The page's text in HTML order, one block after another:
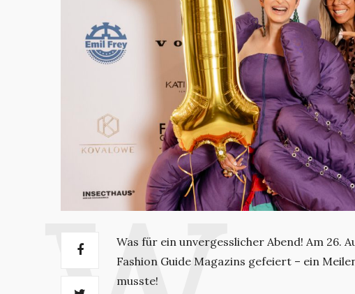
Was für ein unvergesslicher Abend! Am 26.
Fashion Guide Magazins gefeiert – ein
musste!